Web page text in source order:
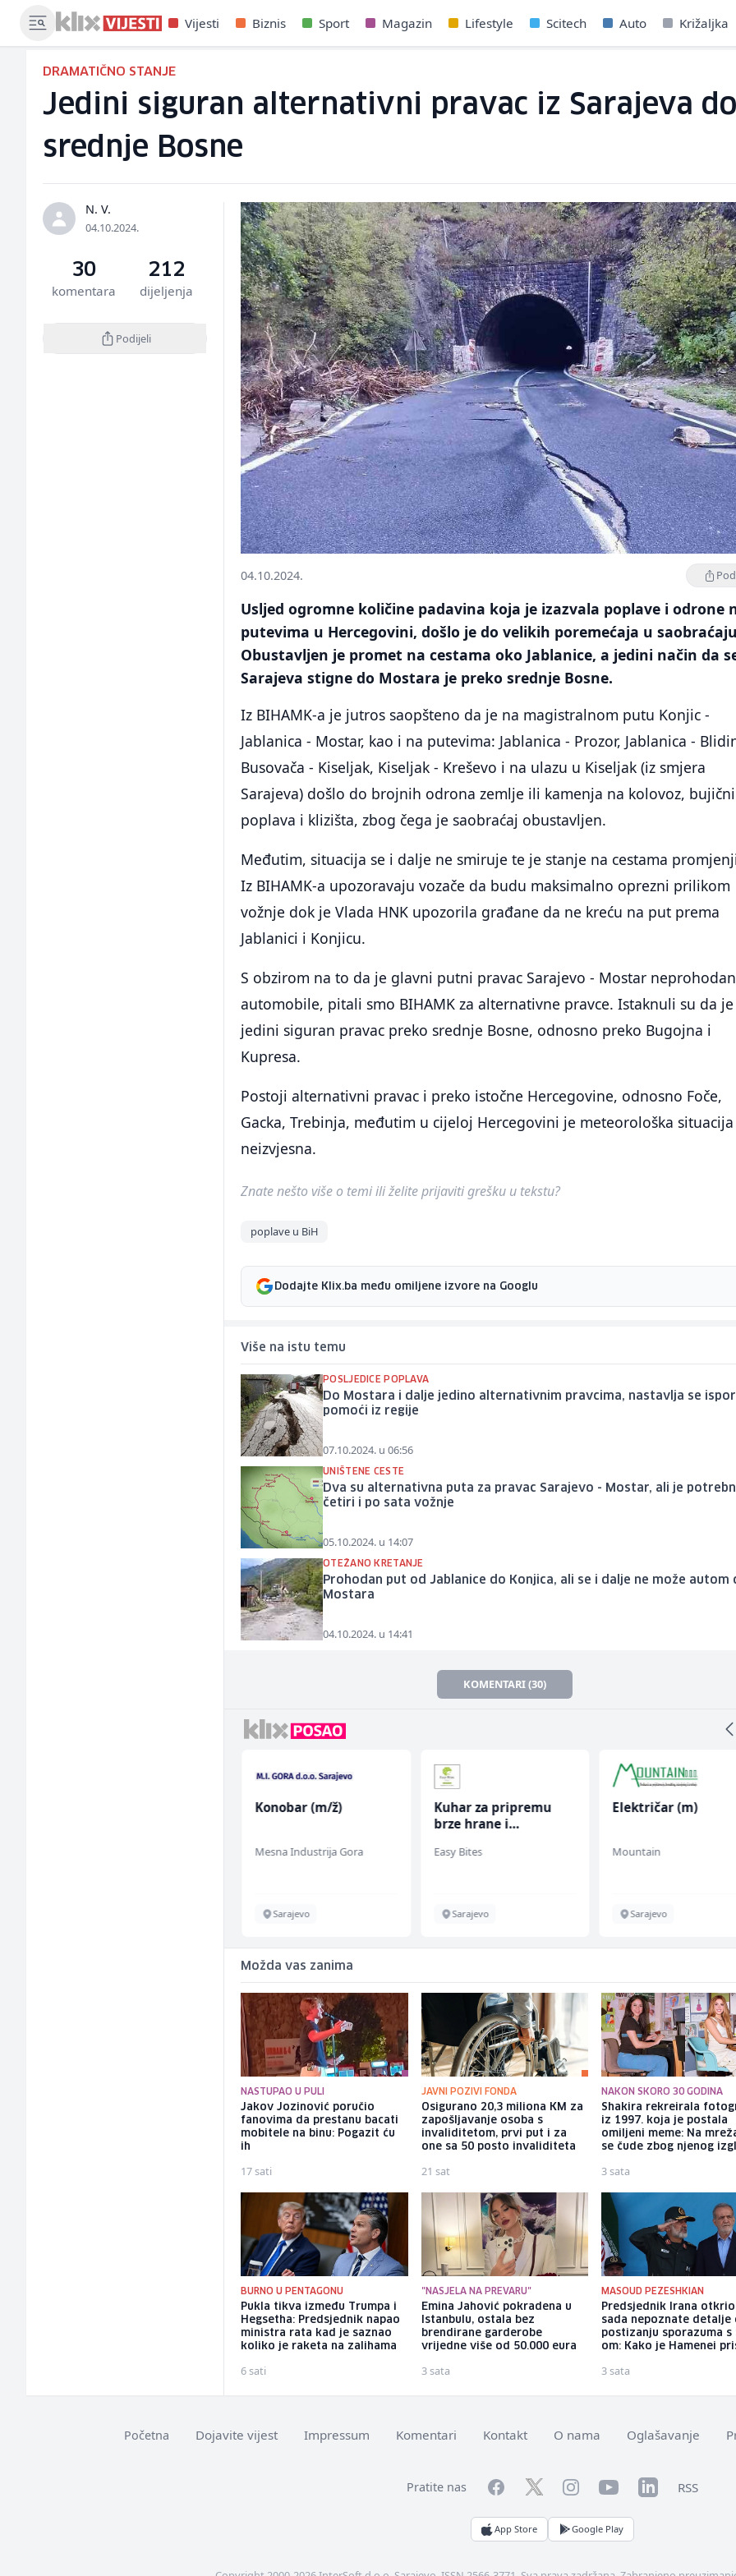
Vijesti Biznis Sport Magazin Lifestyle Scitech Auto Križaljka
DRAMATIČNO STANJE
Jedini siguran alternativni pravac iz Sarajeva
srednje Bosne
N. V.
04.10.2024.
30
komentara
212
dijeljenja
Podijeli
04.10.2024.
Usljed ogromne količine padavina koja je izazvala poplave i odrone
putevima u Hercegovini, došlo je do velikih poremećaja u
Obustavljen je promet na cestama oko Jablanice, a jedini način da
Sarajeva stigne do Mostara je preko srednje Bosne.
Iz BIHAMK-a je jutros saopšteno da je na magistralnom putu Konjic -
Jablanica - Mostar, kao i na putevima: Jablanica - Prozor, Jablanica -
Busovača - Kiseljak, Kiseljak - Kreševo i na ulazu u Kiseljak (iz smjera
Sarajeva) došlo do brojnih odrona zemlje ili kamenja na kolovoz,
poplava i klizišta, zbog čega je saobraćaj obustavljen.
Međutim, situacija se i dalje ne smiruje te je stanje na cestama
Iz BIHAMK-a upozoravaju vozače da budu maksimalno oprezni prilikom
vožnje dok je Vlada HNK upozorila građane da ne kreću na put prema
Jablanici i Konjicu.
S obzirom na to da je glavni putni pravac Sarajevo - Mostar
automobile, pitali smo BIHAMK za alternativne pravce. Istaknuli su da je
jedini siguran pravac preko srednje Bosne, odnosno preko Bugojna i
Kupresa.
Postoji alternativni pravac i preko istočne Hercegovine, odnosno Foče,
Gacka, Trebinja, međutim u cijeloj Hercegovini je meteorološka
neizvjesna.
Znate nešto više o temi ili želite prijaviti grešku u tekstu?
poplave u BiH
Dodajte Klix.ba među omiljene izvore na Googlu
Više na istu temu
POSLJEDICE POPLAVA
Do Mostara i dalje jedino alternativnim pravcima, nastavlja se
pomoći iz regije
07.10.2024. u 06:56
UNIŠTENE CESTE
Dva su alternativna puta za pravac Sarajevo - Mostar, ali je
četiri i po sata vožnje
05.10.2024. u 14:07
OTEŽANO KRETANJE
Prohodan put od Jablanice do Konjica, ali se i dalje ne može autom
Mostara
04.10.2024. u 14:41
KOMENTARI (30)
Konobar (m/ž)
Mesna Industrija Gora
Sarajevo
Kuhar za pripremu
brze hrane i
ž)
Easy Bites
Sarajevo
Električar (m)
Mountain
Sarajevo
Možda vas zanima
NASTUPAO U PULI
Jakov Jozinović poručio
fanovima da prestanu bacati
mobitele na binu: Pogazit ću
ih
17 sati
JAVNI POZIVI FONDA
Osigurano 20,3 miliona KM za
zapošljavanje osoba s
invaliditetom, prvi put i za
one sa 50 posto invaliditeta
21 sat
NAKON SKORO 30 GODINA
Shakira rekreirala
iz 1997. koja je postala
omiljeni meme: Na
se čude zbog njenog
3 sata
BURNO U PENTAGONU
Pukla tikva između Trumpa i
Hegsetha: Predsjednik napao
ministra rata kad je saznao
koliko je raketa na zalihama
6 sati
"NASJELA NA PREVARU"
Emina Jahović pokradena u
Istanbulu, ostala bez
brendirane garderobe
vrijedne više od 50.000 eura
3 sata
MASOUD PEZESHKIAN
Predsjednik Irana
sada nepoznate detalje
postizanju sporazuma s
om: Kako je Hamenei
3 sata
Početna Dojavite vijest Impressum Komentari Kontakt O nama Oglašavanje
Pratite nas FacebookTwitterInstagramYouTubeLinkedInRSS
App Store Google Play